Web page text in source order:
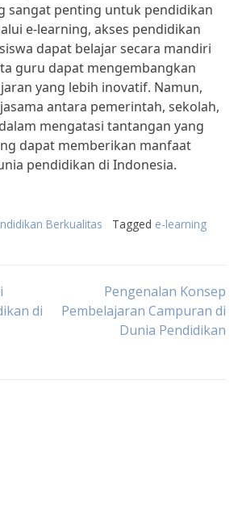
sangat penting untuk pendidikan
e-learning, akses pendidikan
dapat belajar secara mandiri
guru dapat mengembangkan
yang lebih inovatif. Namun,
antara pemerintah, sekolah,
mengatasi tantangan yang
dapat memberikan manfaat
pendidikan di Indonesia.
Berkualitas Tagged e-learning
di
Pengenalan Konsep
Pembelajaran Campuran di
Dunia Pendidikan